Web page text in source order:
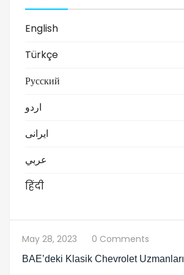
English
Türkçe
Русский
اردو
ایرانی
عربي
हिंदी
May 28, 2023 0 Comments
BAE’deki Klasik Chevrolet Uzmanları